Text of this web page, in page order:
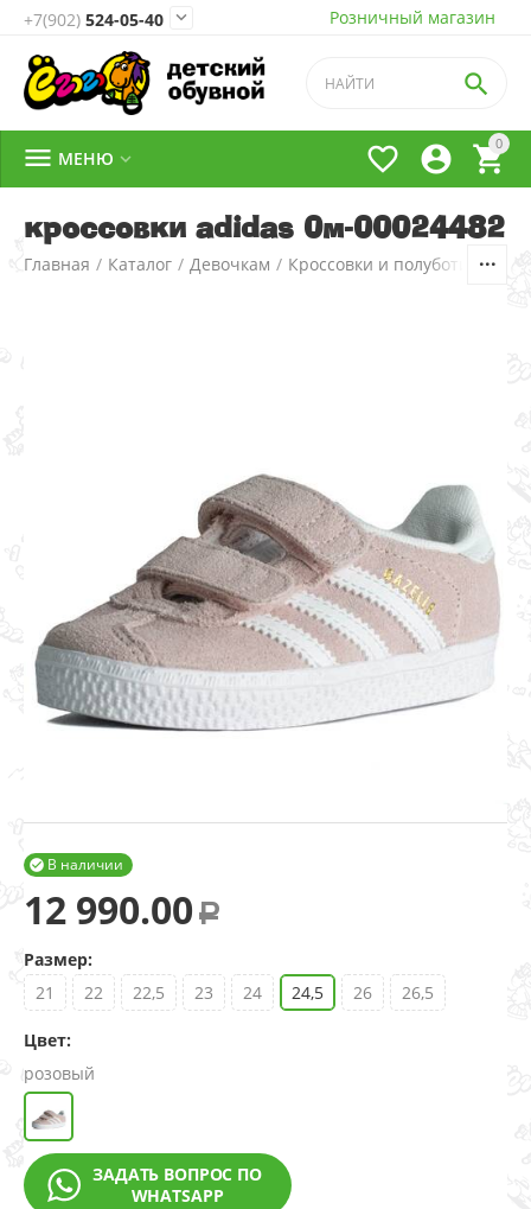
Розничный магазин
+7(902) 524-05-40 
0




 МЕНЮ 
кроссовки adidas 0м-00024482
Главная / Каталог / Девочкам / Кроссовки и полуботинки
В наличии

12 990.00 Р
Размер:
21
22 22,5 23 24 24,5 26 26,5
Цвет:
розовый
ЗАДАТЬ ВОПРОС ПО
WHATSAPP